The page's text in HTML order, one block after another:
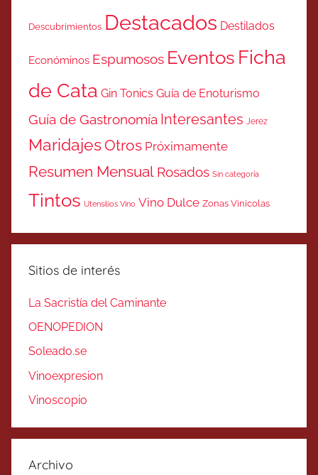
Descubrimientos Destacados Destilados
Económinos Espumosos Eventos Ficha
de Cata Gin Tonics Guía de Enoturismo
Guía de Gastronomía Interesantes Jerez
MaridajesOtros Próximamente
Resumen Mensual Rosados Sin categoría
Tintos Utensilios Vino Vino Dulce Zonas Vinicolas
Sitios de interés
La Sacristía del Caminante
OENOPEDION
Soleado.se
Vinoexpresion
Vinoscopio
Archivo